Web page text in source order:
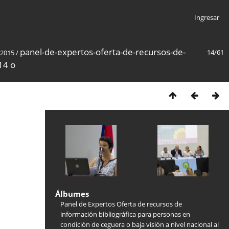
Ingresar
14/61
/ panel-de-expertos-oferta-de-recursos-de-
o
Álbumes
Panel de Expertos Oferta de recursos de
información bibliográfica para personas en
condición de ceguera o baja visión a nivel nacional al